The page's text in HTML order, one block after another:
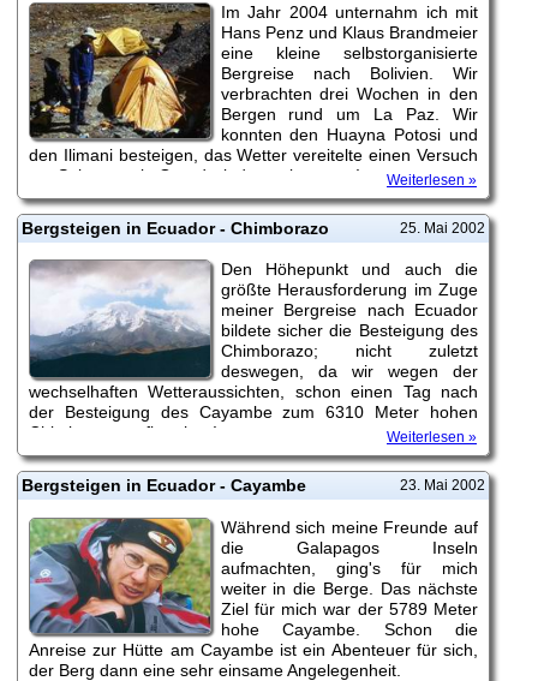
Im Jahr 2004 unternahm ich mit
Hans Penz und Klaus Brandmeier
eine kleine selbstorganisierte
Bergreise nach Bolivien. Wir
verbrachten drei Wochen in den
Bergen rund um La Paz. Wir
konnten den Huayna Potosi und
den Ilimani besteigen, das Wetter vereitelte einen Versuch
am Sajama - ein Grund wieder zu kommen!
Weiterlesen »
Bergsteigen in Ecuador - Chimborazo 25. Mai 2002
Den Höhepunkt und auch die
größte Herausforderung im Zuge
meiner Bergreise nach Ecuador
bildete sicher die Besteigung des
Chimborazo; nicht zuletzt
deswegen, da wir wegen der
wechselhaften Wetteraussichten, schon einen Tag nach
der Besteigung des Cayambe zum 6310 Meter hohen
Chimborazo aufbrachen!
Weiterlesen »
Bergsteigen in Ecuador - Cayambe 23. Mai 2002
Während sich meine Freunde auf
die Galapagos Inseln
aufmachten, ging's für mich
weiter in die Berge. Das nächste
Ziel für mich war der 5789 Meter
hohe Cayambe. Schon die
Anreise zur Hütte am Cayambe ist ein Abenteuer für sich,
der Berg dann eine sehr einsame Angelegenheit.